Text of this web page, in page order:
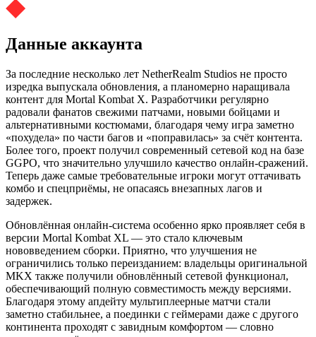
Данные аккаунта
За последние несколько лет NetherRealm Studios не просто
изредка выпускала обновления, а планомерно наращивала
контент для Mortal Kombat X. Разработчики регулярно
радовали фанатов свежими патчами, новыми бойцами и
альтернативными костюмами, благодаря чему игра заметно
«похудела» по части багов и «поправилась» за счёт контента.
Более того, проект получил современный сетевой код на базе
GGPO, что значительно улучшило качество онлайн-сражений.
Теперь даже самые требовательные игроки могут оттачивать
комбо и спецприёмы, не опасаясь внезапных лагов и
задержек.
Обновлённая онлайн-система особенно ярко проявляет себя в
версии Mortal Kombat XL — это стало ключевым
нововведением сборки. Приятно, что улучшения не
ограничились только переизданием: владельцы оригинальной
MKX также получили обновлённый сетевой функционал,
обеспечивающий полную совместимость между версиями.
Благодаря этому апдейту мультиплеерные матчи стали
заметно стабильнее, а поединки с геймерами даже с другого
континента проходят с завидным комфортом — словно